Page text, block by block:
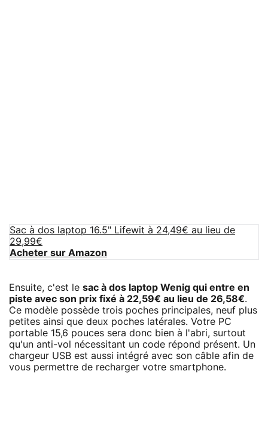
Sac à dos laptop 16.5" Lifewit à 24,49€ au lieu de
29,99€
Acheter sur Amazon
Ensuite, c'est le sac à dos laptop Wenig qui entre en
piste avec son prix fixé à 22,59€ au lieu de 26,58€.
Ce modèle possède trois poches principales, neuf plus
petites ainsi que deux poches latérales. Votre PC
portable 15,6 pouces sera donc bien à l'abri, surtout
qu'un anti-vol nécessitant un code répond présent. Un
chargeur USB est aussi intégré avec son câble afin de
vous permettre de recharger votre smartphone.